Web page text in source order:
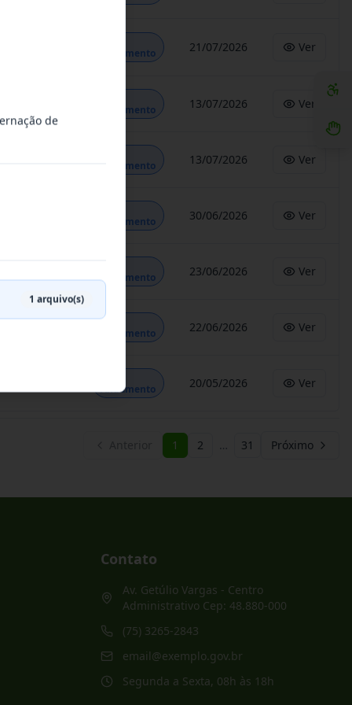
Andamento
21/07/2026 Ver
Andamento
13/07/2026 Ver
Andamento
13/07/2026 Ver
Andamento
30/06/2026 Ver
Andamento
23/06/2026 Ver
Em
Andamento
22/06/2026 Ver
Andamento
20/05/2026 Ver
1 2 … 31 Próximo
Contato
Av. Getúlio Vargas - Centro
Administrativo Cep: 48.880-000
(75) 3265-2843
email@exemplo.gov.br
Segunda a Sexta, 08h às 18h
de
1 arquivo(s)